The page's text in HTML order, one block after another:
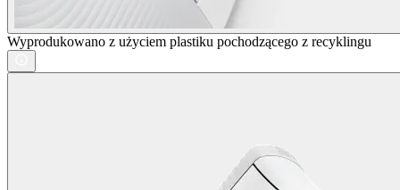
Wyprodukowano z użyciem plastiku pochodzącego z recyklingu